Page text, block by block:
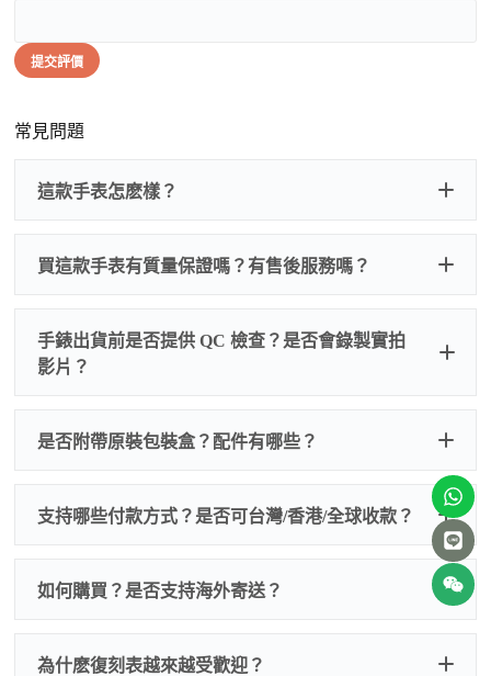
提交評價
常見問題
這款手表怎麽樣？
買這款手表有質量保證嗎？有售後服務嗎？
為事故，免費維修三年
人為事故我們只收更換配件
手錶出貨前是否提供 QC 檢查？是否會錄製實拍
影片？
質檢查
度、錶帶等部位是否完好無瑕、貼合緊密。
是否有異音，再根據款式進行上弦與功能測試。
是否附帶原裝包裝盒？配件有哪些？
我們默認會提供普通盒子，如果需要原裝盒子可
以找我們搭配，選擇原裝盒子附屬配件：原裝盒
子、仿製發票、證書、禮袋等和原裝一致配件。
如是鋼帶手錶會贈送拆錶帶工具。
注：部分原裝盒子需要加錢購買，價格也不貴。
支持哪些付款方式？是否可台灣/香港/全球收款？
交易方式
如何購買？是否支持海外寄送？
為什麽復刻表越來越受歡迎？